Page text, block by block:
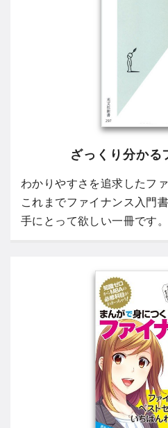
ざっくり分かる
わかりやすさを追求したフ
これまでファイナンス入門
手にとって欲しい一冊です